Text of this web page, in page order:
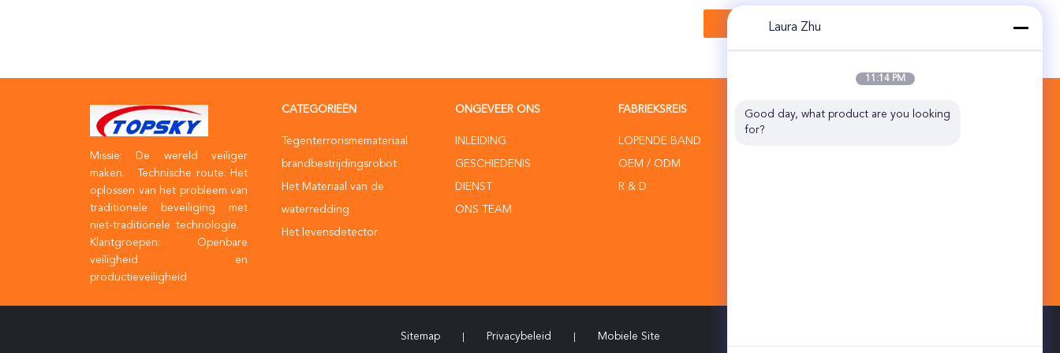
Missie: De wereld veiliger
maken. Technische route: Het
oplossen van het probleem van
traditionele beveiliging met
niet-traditionele technologie.
Klantgroepen: Openbare
veiligheid en
productieveiligheid
CATEGORIEËN
Tegenterrorismemateriaal
brandbestrijdingsrobot
Het Materiaal van de
waterredding
Het levensdetector
ONGEVEER ONS
INLEIDING
GESCHIEDENIS
DIENST
ONS TEAM
FABRIEKSREIS
LOPENDE BAND
OEM / ODM
R & D
CONTACTEER ONS
Sitemap Privacybeleid Mobiele Site
Laura Zhu
11:14 PM
Good day, what product are you looking
for?